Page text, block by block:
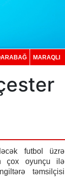
MARAQLI
futbol üzrə
çox oyunçu ilə
təmsilçisi